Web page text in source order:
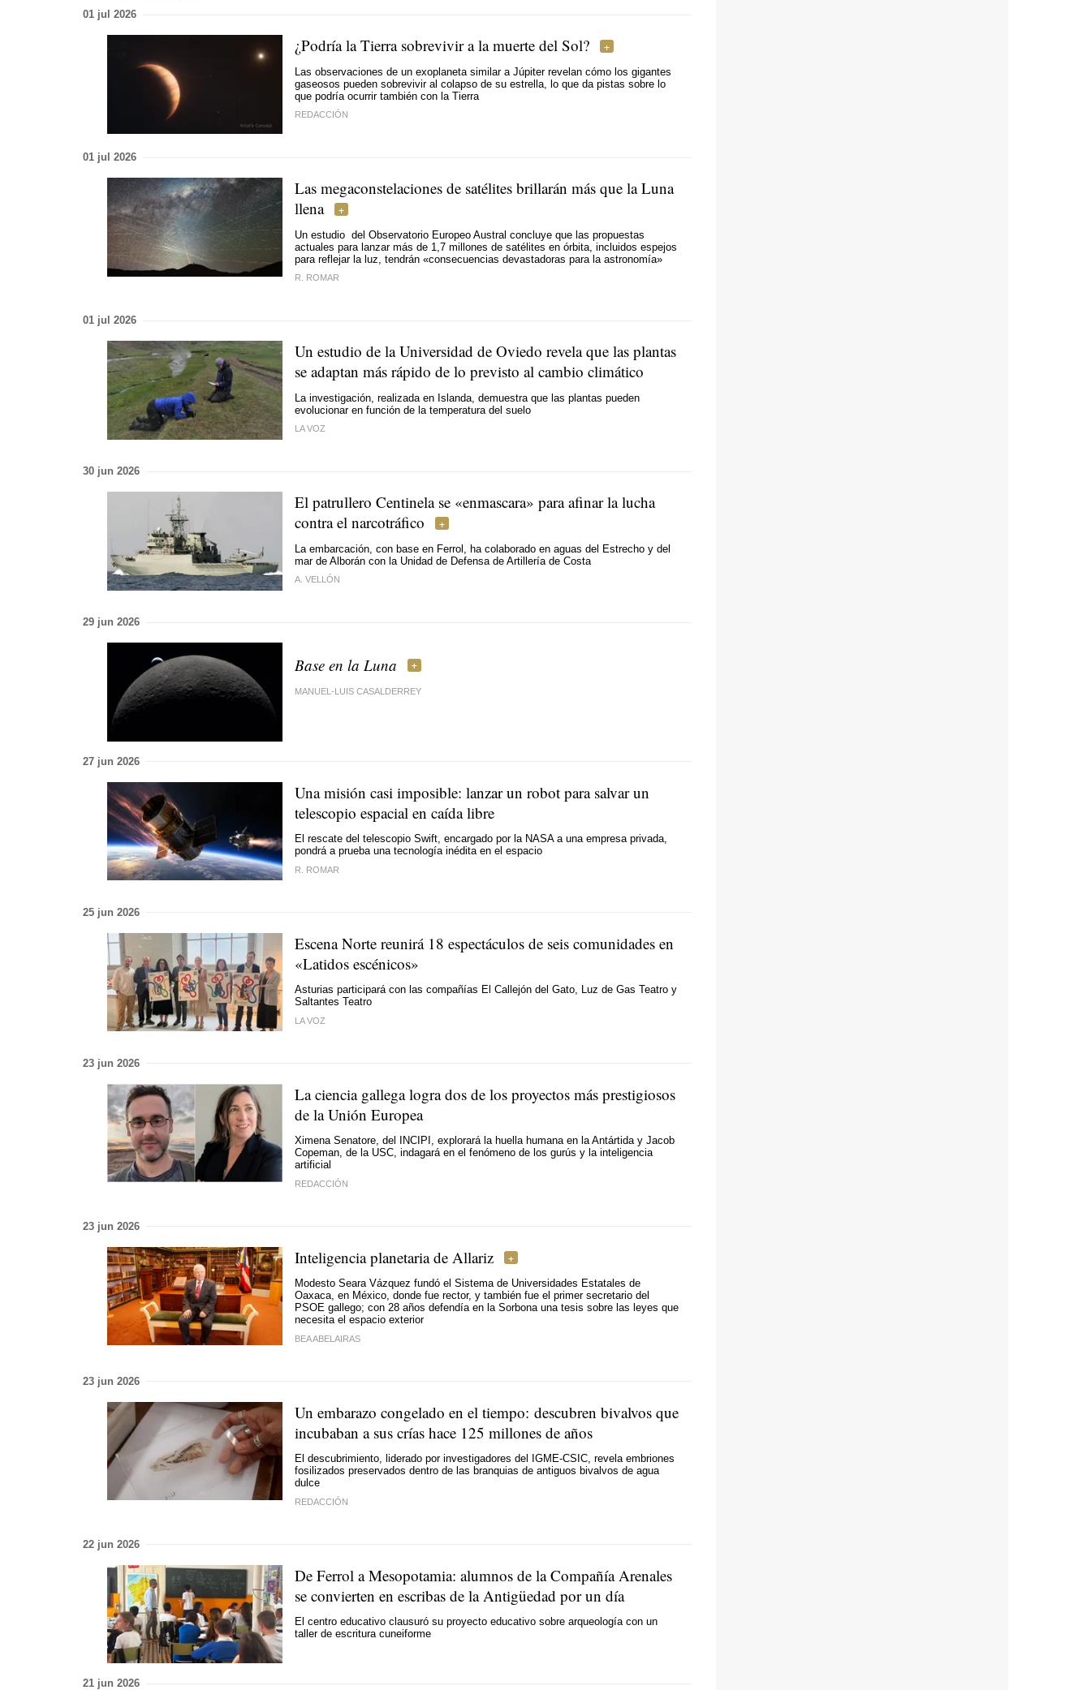
01 jul 2026
¿Podría la Tierra sobrevivir a la muerte del Sol?
Las observaciones de un exoplaneta similar a Júpiter revelan cómo los gigantes
gaseosos pueden sobrevivir al colapso de su estrella, lo que da pistas sobre lo
que podría ocurrir también con la Tierra
REDACCIÓN
01 jul 2026
Las megaconstelaciones de satélites brillarán más que la Luna
llena
Un estudio del Observatorio Europeo Austral concluye que las propuestas
actuales para lanzar más de 1,7 millones de satélites en órbita, incluidos espejos
para reflejar la luz, tendrán «consecuencias devastadoras para la astronomía»
R. ROMAR
01 jul 2026
Un estudio de la Universidad de Oviedo revela que las plantas
se adaptan más rápido de lo previsto al cambio climático
La investigación, realizada en Islanda, demuestra que las plantas pueden
evolucionar en función de la temperatura del suelo
LA VOZ
30 jun 2026
El patrullero Centinela se «enmascara» para afinar la lucha
contra el narcotráfico
La embarcación, con base en Ferrol, ha colaborado en aguas del Estrecho y del
mar de Alborán con la Unidad de Defensa de Artillería de Costa
A. VELLÓN
29 jun 2026
Base en la Luna
MANUEL-LUIS CASALDERREY
27 jun 2026
Una misión casi imposible: lanzar un robot para salvar un
telescopio espacial en caída libre
El rescate del telescopio Swift, encargado por la NASA a una empresa privada,
pondrá a prueba una tecnología inédita en el espacio
R. ROMAR
25 jun 2026
Escena Norte reunirá 18 espectáculos de seis comunidades en
«Latidos escénicos»
Asturias participará con las compañías El Callejón del Gato, Luz de Gas Teatro y
Saltantes Teatro
LA VOZ
23 jun 2026
La ciencia gallega logra dos de los proyectos más prestigiosos
de la Unión Europea
Ximena Senatore, del INCIPI, explorará la huella humana en la Antártida y Jacob
Copeman, de la USC, indagará en el fenómeno de los gurús y la inteligencia
artificial
REDACCIÓN
23 jun 2026
Inteligencia planetaria de Allariz
Modesto Seara Vázquez fundó el Sistema de Universidades Estatales de
Oaxaca, en México, donde fue rector, y también fue el primer secretario del
PSOE gallego; con 28 años defendía en la Sorbona una tesis sobre las leyes que
necesita el espacio exterior
BEA ABELAIRAS
23 jun 2026
Un embarazo congelado en el tiempo: descubren bivalvos que
incubaban a sus crías hace 125 millones de años
El descubrimiento, liderado por investigadores del IGME-CSIC, revela embriones
fosilizados preservados dentro de las branquias de antiguos bivalvos de agua
dulce
REDACCIÓN
22 jun 2026
De Ferrol a Mesopotamia: alumnos de la Compañía Arenales
se convierten en escribas de la Antigüedad por un día
El centro educativo clausuró su proyecto educativo sobre arqueología con un
taller de escritura cuneiforme
21 jun 2026